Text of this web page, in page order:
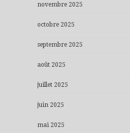
novembre 2025
octobre 2025
septembre 2025
août 2025
juillet 2025
juin 2025
mai 2025